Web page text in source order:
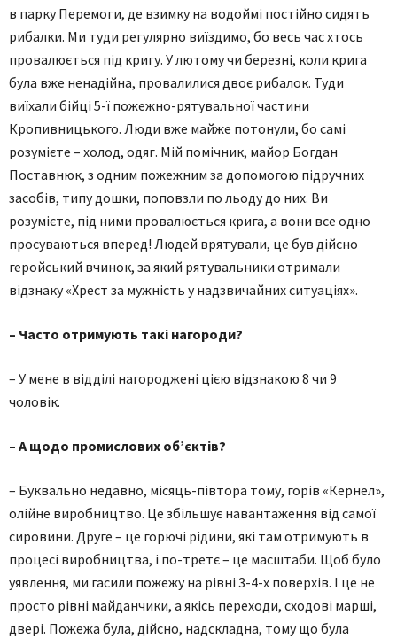
в парку Перемоги, де взимку на водоймі постійно сидять
рибалки. Ми туди регулярно виїздимо, бо весь час хтось
провалюється під кригу. У лютому чи березні, коли крига
була вже ненадійна, провалилися двоє рибалок. Туди
виїхали бійці 5-ї пожежно-рятувальної частини
Кропивницького. Люди вже майже потонули, бо самі
розумієте – холод, одяг. Мій помічник, майор Богдан
Поставнюк, з одним пожежним за допомогою підручних
засобів, типу дошки, поповзли по льоду до них. Ви
розумієте, під ними провалюється крига, а вони все одно
просуваються вперед! Людей врятували, це був дійсно
геройський вчинок, за який рятувальники отримали
відзнаку «Хрест за мужність у надзвичайних ситуаціях».
– Часто отримують такі нагороди?
– У мене в відділі нагороджені цією відзнакою 8 чи 9
чоловік.
– А щодо промислових об’єктів?
– Буквально недавно, місяць-півтора тому, горів «Кернел»,
олійне виробництво. Це збільшує навантаження від самої
сировини. Друге – це горючі рідини, які там отримують в
процесі виробництва, і по-третє – це масштаби. Щоб було
уявлення, ми гасили пожежу на рівні 3-4-х поверхів. І це не
просто рівні майданчики, а якісь переходи, сходові марші,
двері. Пожежа була, дійсно, надскладна, тому що була